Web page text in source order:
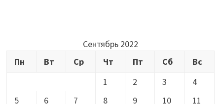
Сентябрь 2022
Пн
Вт Ср Чт Пт Сб
Вс
1
2 3
4
5
6 7 8 9 10
11